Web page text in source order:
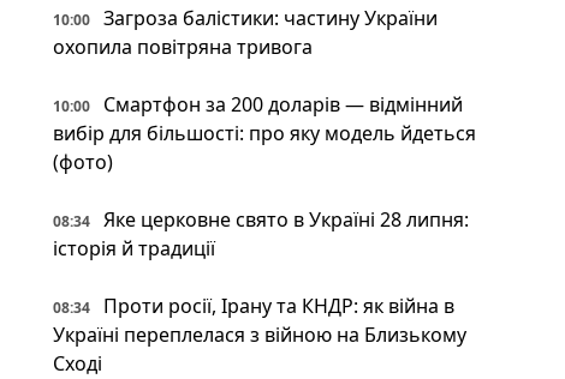
10:00
Загроза балістики: частину України
охопила повітряна тривога
10:00
Смартфон за 200 доларів — відмінний
вибір для більшості: про яку модель йдеться
(фото)
08:34
Яке церковне свято в Україні 28 липня:
історія й традиції
08:34
Проти росії, Ірану та КНДР: як війна в
Україні переплелася з війною на Близькому
Сході